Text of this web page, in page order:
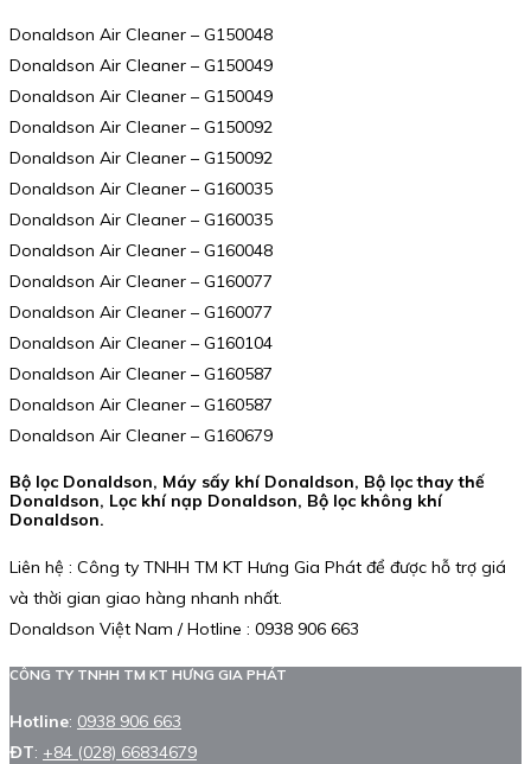
Donaldson Air Cleaner – G150048
Donaldson Air Cleaner – G150049
Donaldson Air Cleaner – G150049
Donaldson Air Cleaner – G150092
Donaldson Air Cleaner – G150092
Donaldson Air Cleaner – G160035
Donaldson Air Cleaner – G160035
Donaldson Air Cleaner – G160048
Donaldson Air Cleaner – G160077
Donaldson Air Cleaner – G160077
Donaldson Air Cleaner – G160104
Donaldson Air Cleaner – G160587
Donaldson Air Cleaner – G160587
Donaldson Air Cleaner – G160679
Bộ lọc Donaldson, Máy sấy khí Donaldson, Bộ lọc thay thế
Donaldson, Lọc khí nạp Donaldson, Bộ lọc không khí
Donaldson.
Liên hệ : Công ty TNHH TM KT Hưng Gia Phát để được hỗ trợ giá
và thời gian giao hàng nhanh nhất.
Donaldson Việt Nam / Hotline : 0938 906 663
CÔNG TY TNHH TM KT HƯNG GIA PHÁT
Hotline: 0938 906 663
ĐT: +84 (028) 66834679